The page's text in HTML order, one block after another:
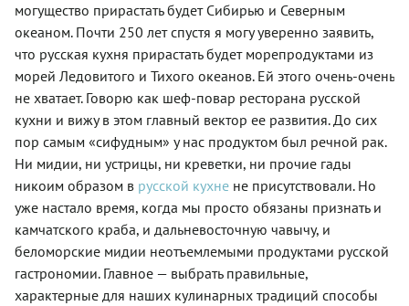
могущество прирастать будет Сибирью и Северным
океаном. Почти 250 лет спустя я могу уверенно заявить,
что русская кухня прирастать будет морепродуктами из
морей Ледовитого и Тихого океанов. Ей этого очень-очень
не хватает. Говорю как шеф-повар ресторана русской
кухни и вижу в этом главный вектор ее развития. До сих
пор самым «сифудным» у нас продуктом был речной рак.
Ни мидии, ни устрицы, ни креветки, ни прочие гады
никоим образом в русской кухне не присутствовали. Но
уже настало время, когда мы просто обязаны признать и
камчатского краба, и дальневосточную чавычу, и
беломорские мидии неотъемлемыми продуктами русской
гастрономии. Главное — выбрать правильные,
характерные для наших кулинарных традиций способы